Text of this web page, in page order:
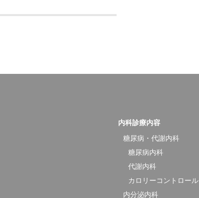
内科診療内容
糖尿病・代謝内科
糖尿病内科
代謝内科
カロリーコントロール
内分泌内科